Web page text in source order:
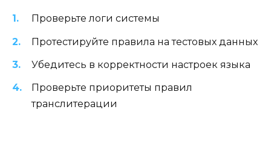
Проверьте логи системы
Протестируйте правила на тестовых данных
Убедитесь в корректности настроек языка
Проверьте приоритеты правил
транслитерации